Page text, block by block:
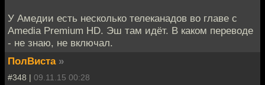
У Амедии есть несколько телеканадов во главе с
Amedia Premium HD. Эш там идёт. В каком переводе
- не знаю, не включал.
ПолВиста »
#348 | 09.11.15 00:28